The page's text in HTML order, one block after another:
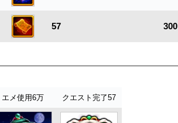
57 300
エメ使用6万 クエスト完了57